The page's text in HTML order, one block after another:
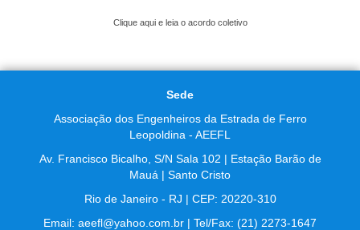
Clique aqui e leia o acordo coletivo
Sede
Associação dos Engenheiros da Estrada de Ferro
Leopoldina - AEEFL
Av. Francisco Bicalho, S/N Sala 102 | Estação Barão de
Mauá | Santo Cristo
Rio de Janeiro - RJ | CEP: 20220-310
Email: aeefl@yahoo.com.br | Tel/Fax: (21) 2273-1647